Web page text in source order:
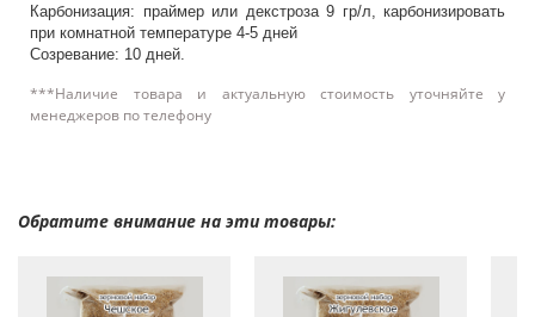
Карбонизация: праймер или декстроза 9 гр/л, карбонизировать
при комнатной температуре 4-5 дней
Созревание: 10 дней.
***Наличие товара и актуальную стоимость уточняйте у
менеджеров по телефону
Обратите внимание на эти товары: